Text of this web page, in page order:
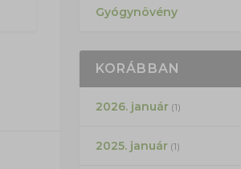
Gyógynövény
KORÁBBAN
2026. január(1)
2025. január(1)